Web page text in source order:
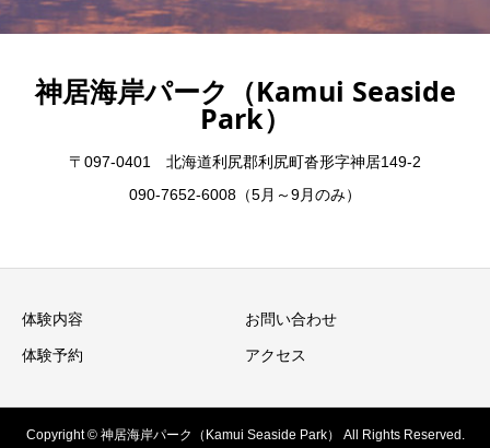
神居海岸パーク（Kamui Seaside
Park）
〒097-0401 北海道利尻郡利尻町沓形字神居149-2
090-7652-6008（5月～9月のみ）
体験内容 お問い合わせ
体験予約 アクセス
Copyright © 神居海岸パーク（Kamui Seaside Park） All Rights Reserved.